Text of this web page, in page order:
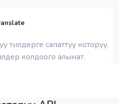
тилдерге сапаттуу которуу.
колдоого алынат.